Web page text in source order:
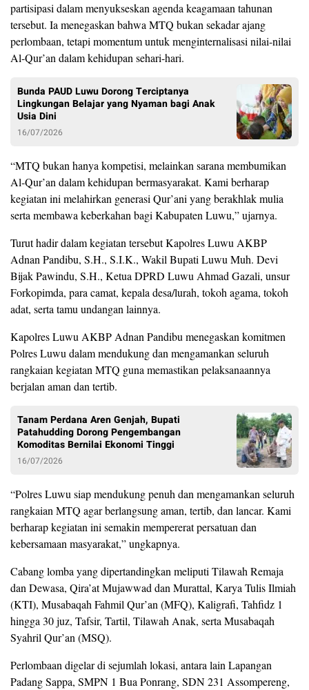
partisipasi dalam menyukseskan agenda keagamaan tahunan
tersebut. Ia menegaskan bahwa MTQ bukan sekadar ajang
perlombaan, tetapi momentum untuk menginternalisasi nilai-nilai
Al-Qur’an dalam kehidupan sehari-hari.
Bunda PAUD Luwu Dorong Terciptanya
Lingkungan Belajar yang Nyaman bagi Anak
Usia Dini
16/07/2026
“MTQ bukan hanya kompetisi, melainkan sarana membumikan
Al-Qur’an dalam kehidupan bermasyarakat. Kami berharap
kegiatan ini melahirkan generasi Qur’ani yang berakhlak mulia
serta membawa keberkahan bagi Kabupaten Luwu,” ujarnya.
Turut hadir dalam kegiatan tersebut Kapolres Luwu AKBP
Adnan Pandibu, S.H., S.I.K., Wakil Bupati Luwu Muh. Devi
Bijak Pawindu, S.H., Ketua DPRD Luwu Ahmad Gazali, unsur
Forkopimda, para camat, kepala desa/lurah, tokoh agama, tokoh
adat, serta tamu undangan lainnya.
Kapolres Luwu AKBP Adnan Pandibu menegaskan komitmen
Polres Luwu dalam mendukung dan mengamankan seluruh
rangkaian kegiatan MTQ guna memastikan pelaksanaannya
berjalan aman dan tertib.
Tanam Perdana Aren Genjah, Bupati
Patahudding Dorong Pengembangan
Komoditas Bernilai Ekonomi Tinggi
16/07/2026
“Polres Luwu siap mendukung penuh dan mengamankan seluruh
rangkaian MTQ agar berlangsung aman, tertib, dan lancar. Kami
berharap kegiatan ini semakin mempererat persatuan dan
kebersamaan masyarakat,” ungkapnya.
Cabang lomba yang dipertandingkan meliputi Tilawah Remaja
dan Dewasa, Qira’at Mujawwad dan Murattal, Karya Tulis Ilmiah
(KTI), Musabaqah Fahmil Qur’an (MFQ), Kaligrafi, Tahfidz 1
hingga 30 juz, Tafsir, Tartil, Tilawah Anak, serta Musabaqah
Syahril Qur’an (MSQ).
Perlombaan digelar di sejumlah lokasi, antara lain Lapangan
Padang Sappa, SMPN 1 Bua Ponrang, SDN 231 Assompereng,